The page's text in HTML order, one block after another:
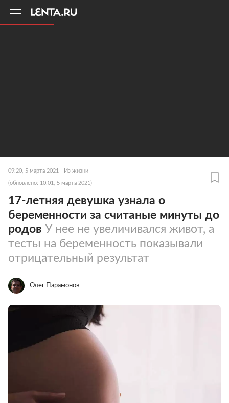
09:20, 5 марта 2021 Из жизни
(обновлено: 10:01, 5 марта 2021)
17-летняя девушка узнала о
беременности за считаные минуты до
родов У нее не увеличивался живот, а
тесты на беременность показывали
отрицательный результат
Олег Парамонов